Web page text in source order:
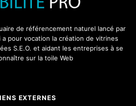
de référencement naturel lancé par
a pour vocation la création de vitrines
S.E.O. et aidant les entreprises à se
sur la toile Web
EXTERNES